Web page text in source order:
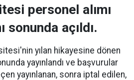
personel alımı
sonunda açıldı.
yılan hikayesine dönen
yayınlandı ve başvurular
yayınlanan, sonra iptal edilen,